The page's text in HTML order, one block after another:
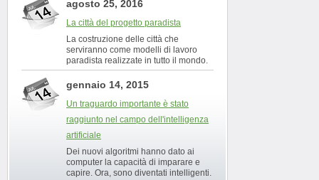
agosto 25, 2016
La città del progetto paradista
La costruzione delle città che
serviranno come modelli di lavoro
paradista realizzate in tutto il mondo.
gennaio 14, 2015
Un traguardo importante è stato
raggiunto nel campo dell'intelligenza
artificiale
Dei nuovi algoritmi hanno dato ai
computer la capacità di imparare e
capire. Ora, sono diventati intelligenti.